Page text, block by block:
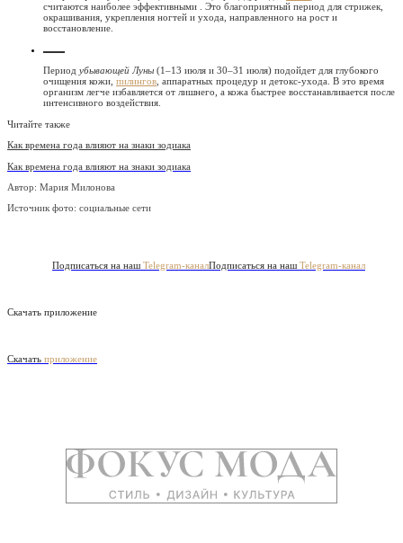
считаются наиболее эффективными . Это благоприятный период для стрижек,
окрашивания, укрепления ногтей и ухода, направленного на рост и
восстановление.
Период убывающей Луны (1–13 июля и 30–31 июля) подойдет для глубокого
очищения кожи, пилингов , аппаратных процедур и детокс-ухода. В это время
организм легче избавляется от лишнего, а кожа быстрее восстанавливается после
интенсивного воздействия.
Читайте также
Как времена года влияют на знаки зодиака
Как времена года влияют на знаки зодиака
Автор: Мария Милонова
Источник фото: социальные сети
Подписаться на наш Telegram-каналПодписаться на наш Telegram-канал
Скачать приложение
Скачать приложение